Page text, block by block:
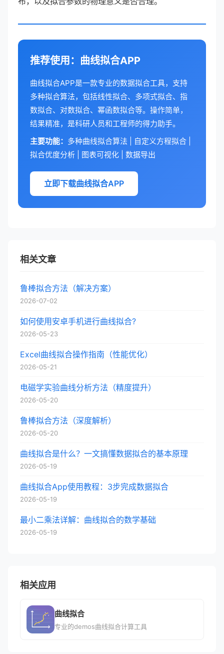
推荐使用：曲线拟合APP
曲线拟合APP是一款专业的数据拟合工具，支持
多种拟合算法，包括线性拟合、多项式拟合、指
数拟合、对数拟合、幂函数拟合等。操作简单，
结果精准，是科研人员和工程师的得力助手。
主要功能： 多种曲线拟合算法 | 自定义方程拟合 |
拟合优度分析 | 图表可视化 | 数据导出
立即下载曲线拟合APP
相关文章
鲁棒拟合方法（解决方案）
2026-07-02
如何使用安卓手机进行曲线拟合?
2026-05-23
Excel曲线拟合操作指南（性能优化）
2026-05-21
电磁学实验曲线分析方法（精度提升）
2026-05-20
鲁棒拟合方法（深度解析）
2026-05-20
曲线拟合是什么？一文搞懂数据拟合的基本原理
2026-05-19
曲线拟合App使用教程：3步完成数据拟合
2026-05-19
最小二乘法详解：曲线拟合的数学基础
2026-05-19
相关应用
曲线拟合
专业的demos曲线拟合计算工具